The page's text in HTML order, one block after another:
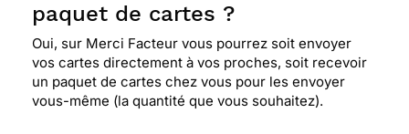
paquet de cartes ?
Oui, sur Merci Facteur vous pourrez soit envoyer
vos cartes directement à vos proches, soit recevoir
un paquet de cartes chez vous pour les envoyer
vous-même (la quantité que vous souhaitez).